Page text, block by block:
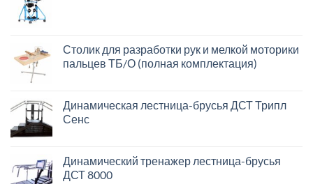
Столик для разработки рук и мелкой моторики
пальцев ТБ/О (полная комплектация)
Динамическая лестница-брусья ДСТ Трипл
Сенс
Динамический тренажер лестница-брусья
ДСТ 8000